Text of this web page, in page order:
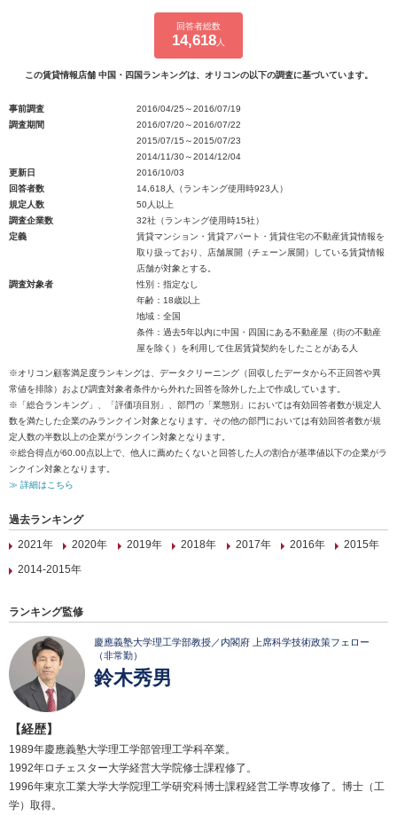
回答者総数
14,618 人
この賃貸情報店舗 中国・四国ランキングは、オリコンの以下の調査に基づいています。
事前調査
2016/04/25～2016/07/19
調査期間
2016/07/20～2016/07/22
2015/07/15～2015/07/23
2014/11/30～2014/12/04
更新日
2016/10/03
回答者数
14,618人（ランキング使用時923人）
規定人数
50人以上
調査企業数
32社（ランキング使用時15社）
定義
賃貸マンション・賃貸アパート・賃貸住宅の不動産賃貸情報を
取り扱っており、店舗展開（チェーン展開）している賃貸情報
店舗が対象とする。
調査対象者
性別：指定なし
年齢：18歳以上
地域：全国
条件：過去5年以内に中国・四国にある不動産屋（街の不動産
屋を除く）を利用して住居賃貸契約をしたことがある人
※オリコン顧客満足度ランキングは、データクリーニング（回収したデータから不正回答や異
常値を排除）および調査対象者条件から外れた回答を除外した上で作成しています。
※「総合ランキング」、「評価項目別」、部門の「業態別」においては有効回答者数が規定人
数を満たした企業のみランクイン対象となります。その他の部門においては有効回答者数が規
定人数の半数以上の企業がランクイン対象となります。
※総合得点が60.00点以上で、他人に薦めたくないと回答した人の割合が基準値以下の企業がラ
ンクイン対象となります。
≫ 詳細はこちら
過去ランキング
2021年
2020年 2019年 2018年 2017年 2016年
2015年
2014-2015年
ランキング監修
慶應義塾大学理工学部教授／内閣府 上席科学技術政策フェロー
（非常勤）
鈴木秀男
【経歴】
1989年慶應義塾大学理工学部管理工学科卒業。
1992年ロチェスター大学経営大学院修士課程修了。
1996年東京工業大学大学院理工学研究科博士課程経営工学専攻修了。博士（工
学）取得。